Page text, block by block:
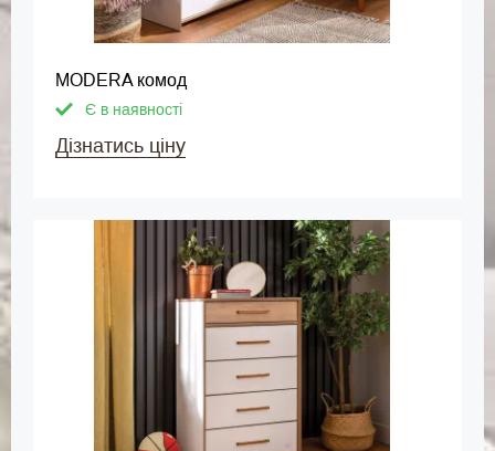
MODERA комод
Є в наявності
Дізнатись ціну